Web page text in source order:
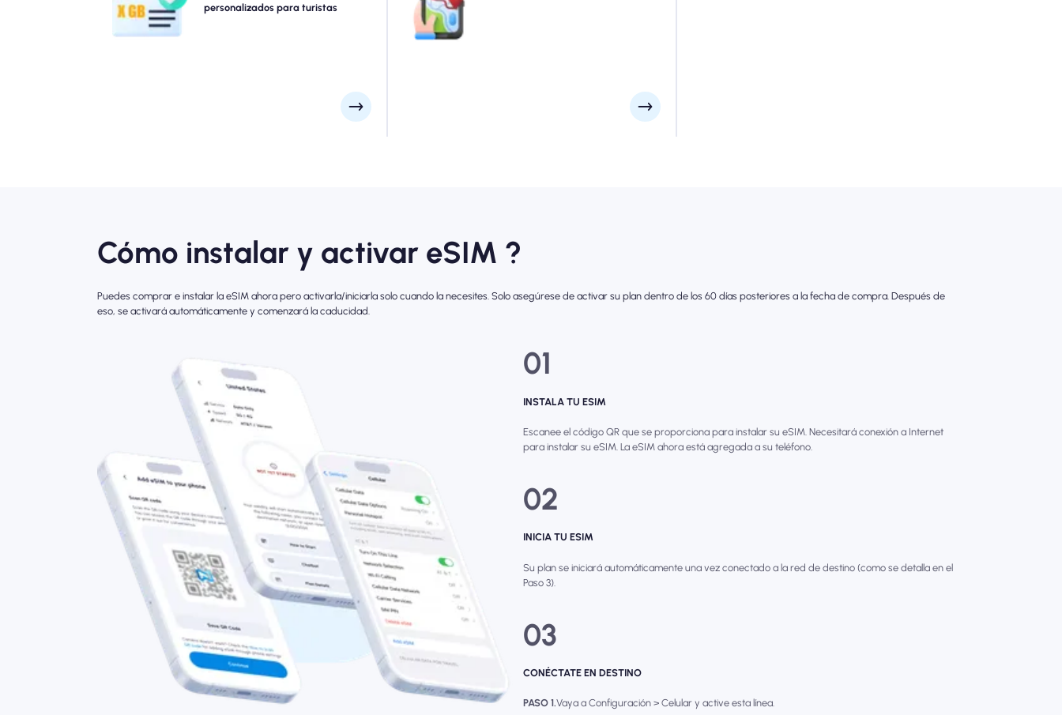
personalizados para turistas
eSIM Ghana diseñados para satisfacer todas las
necesidades, con conectividad 4G/5G perfecta. Algunos
de nuestros eSIM requieren activación manual, consulte
ciudades principales como Acra, Costa del Cabo,
Kumasi a puntos escénicos remotos. Mantente
conectado sin importar a dónde te lleve tu aventura.
Cómo instalar y activar eSIM ?
Puedes comprar e instalar la eSIM ahora pero activarla/iniciarla solo cuando la necesites. Solo asegúrese de activar su plan dentro de los 60 días posteriores a la fecha de compra. Después de
eso, se activará automáticamente y comenzará la caducidad.
01
INSTALA TU ESIM
Escanee el código QR que se proporciona para instalar su eSIM. Necesitará conexión a Internet
para instalar su eSIM. La eSIM ahora está agregada a su teléfono.
02
INICIA TU ESIM
Su plan se iniciará automáticamente una vez conectado a la red de destino (como se detalla en el
Paso 3).
03
CONÉCTATE EN DESTINO
PASO 1.Vaya a Configuración > Celular y active esta línea.